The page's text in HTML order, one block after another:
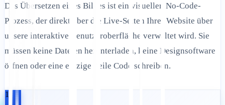
Das Übersetzen eines Bildes ist ein visueller, No-Code-
Prozess, der direkt über die Live-Seiten Ihrer Website über
unsere interaktive Benutzeroberfläche verwaltet wird. Sie
müssen keine Dateien herunterladen, keine Designsoftware
öffnen oder eine einzige Zeile Code schreiben.
1